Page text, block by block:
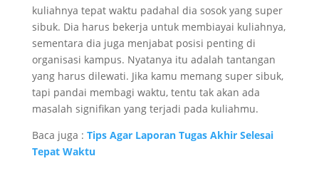
kuliahnya tepat waktu padahal dia sosok yang super
sibuk. Dia harus bekerja untuk membiayai kuliahnya,
sementara dia juga menjabat posisi penting di
organisasi kampus. Nyatanya itu adalah tantangan
yang harus dilewati. Jika kamu memang super sibuk,
tapi pandai membagi waktu, tentu tak akan ada
masalah signifikan yang terjadi pada kuliahmu.
Baca juga : Tips Agar Laporan Tugas Akhir Selesai
Tepat Waktu